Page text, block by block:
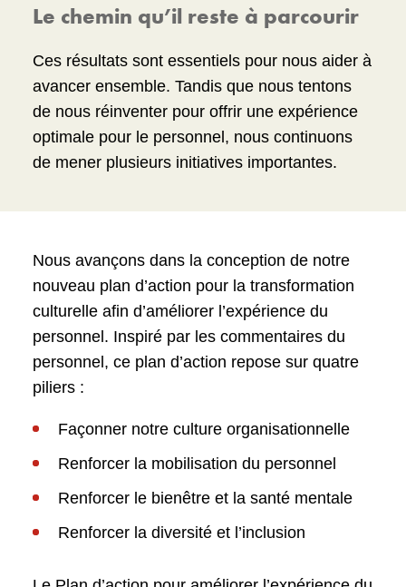
Diversité et inclusion
Le processus d’évaluation comprenait :
des entrevues avec la haute direction;
des entrevues optionnelles avec plusieurs
un sondage anonyme distribué à tout le
personnel;
plusieurs groupes de discussion avec le
personnel dans les deux Musées.
Le personnel a un fort sentiment de loyauté
et d’engagement envers le mandat des
Musées. Le personnel est mobilisé et
ressent un sentiment de fierté et de
réussite.
La confiance et le bienêtre sont le plus
Les membres du personnel ont exprimé
leurs proches collègues au sein d’une
équipe solidaire.
Cela dit, l’Évaluation des effectifs a aussi
révélé l’existence de questions de
comportements indésirables qui se
poursuivent et le sentiment d’instabilité
intérims et des priorités changeantes.
Des progrès sont en cours. La division
Le chemin qu’il reste à parcourir
Ces résultats sont essentiels pour nous aider à
avancer ensemble. Tandis que nous tentons
de nous réinventer pour offrir une expérience
optimale pour le personnel, nous continuons
de mener plusieurs initiatives importantes.
Nous avançons dans la conception de notre
nouveau plan d’action pour la transformation
culturelle afin d’améliorer l’expérience du
personnel. Inspiré par les commentaires du
personnel, ce plan d’action repose sur quatre
piliers :
Façonner notre culture organisationnelle
Renforcer la mobilisation du personnel
Renforcer le bienêtre et la santé mentale
Renforcer la diversité et l’inclusion